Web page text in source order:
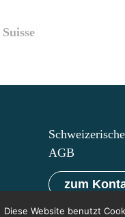
AGB
zum
Diese Website benutzt